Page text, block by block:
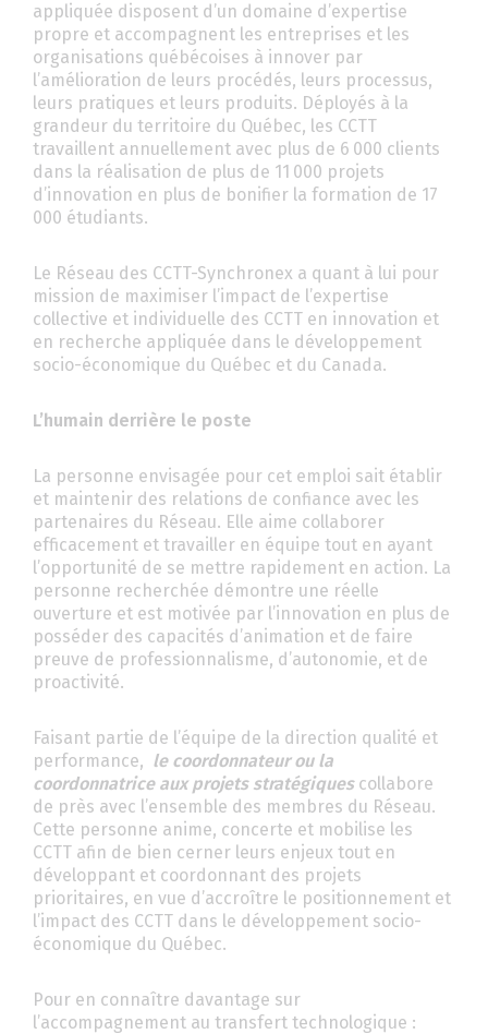
appliquée disposent d’un domaine d’expertise
propre et accompagnent les entreprises et les
organisations québécoises à innover par
l’amélioration de leurs procédés, leurs processus,
leurs pratiques et leurs produits. Déployés à la
grandeur du territoire du Québec, les CCTT
travaillent annuellement avec plus de 6 000 clients
dans la réalisation de plus de 11 000 projets
d’innovation en plus de bonifier la formation de 17
000 étudiants.
Le Réseau des CCTT-Synchronex a quant à lui pour
mission de maximiser l’impact de l’expertise
collective et individuelle des CCTT en innovation et
en recherche appliquée dans le développement
socio-économique du Québec et du Canada.
L’humain derrière le poste
La personne envisagée pour cet emploi sait établir
et maintenir des relations de confiance avec les
partenaires du Réseau. Elle aime collaborer
efficacement et travailler en équipe tout en ayant
l’opportunité de se mettre rapidement en action. La
personne recherchée démontre une réelle
ouverture et est motivée par l’innovation en plus de
posséder des capacités d’animation et de faire
preuve de professionnalisme, d’autonomie, et de
proactivité.
Faisant partie de l’équipe de la direction qualité et
performance, le coordonnateur ou la
coordonnatrice aux projets stratégiquescollabore
de près avec l’ensemble des membres du Réseau.
Cette personne anime, concerte et mobilise les
CCTT afin de bien cerner leurs enjeux tout en
développant et coordonnant des projets
prioritaires, en vue d’accroître le positionnement et
l’impact des CCTT dans le développement socio-
économique du Québec.
Pour en connaître davantage sur
l’accompagnement au transfert technologique :